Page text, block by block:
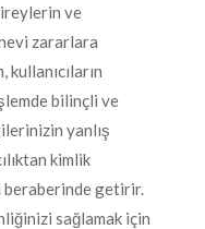
ve
zararlara
bilinçli ve
yanlış
kimlik
beraberinde getirir.
sağlamak için